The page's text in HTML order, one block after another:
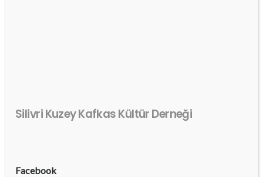
Silivri Kuzey Kafkas Kültür Derneği
Facebook